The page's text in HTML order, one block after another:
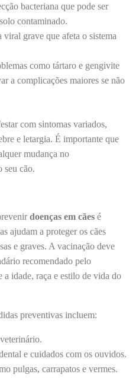
bacteriana que pode ser
contaminado.
viral grave que afeta o sistema
como tártaro e gengivite
a complicações maiores se não
com sintomas variados,
e letargia. É importante que
mudança no
seu cão.
doenças em cães é
ajudam a proteger os cães
e graves. A vacinação deve
recomendado pelo
idade, raça e estilo de vida do
preventivas incluem:
e cuidados com os ouvidos.
pulgas, carrapatos e vermes.